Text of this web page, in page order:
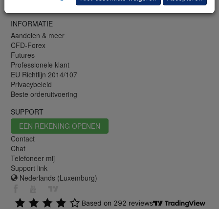
INFORMATIE
Aandelen & meer
CFD-Forex
Futures
Professionele klant
EU Richtlijn 2014/107
Privacybeleid
Beste orderuitvoering
SUPPORT
EEN REKENING OPENEN
Contact
Chat
Telefoneer mij
Support link
Nederlands (Luxemburg)